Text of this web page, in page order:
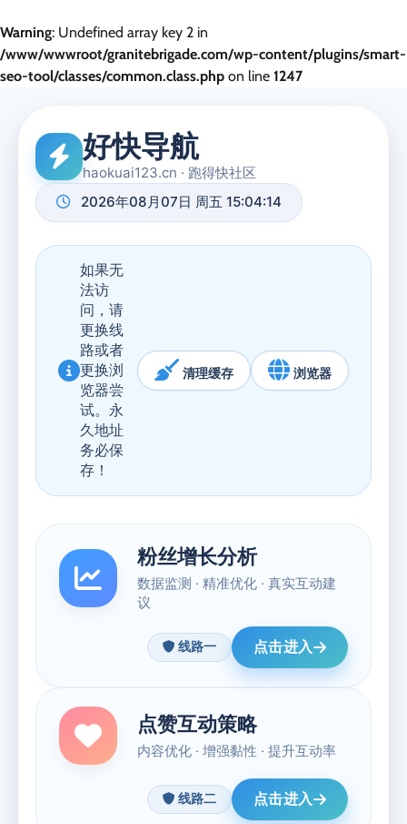
Warning: Undefined array key 2 in
/www/wwwroot/granitebrigade.com/wp-content/plugins/smart-
seo-tool/classes/common.class.php on line 1247